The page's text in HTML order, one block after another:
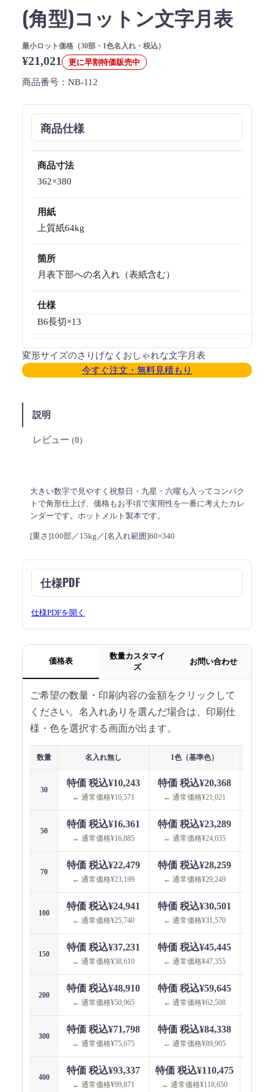
(角型)コットン文字月表
最小ロット価格（30部・1色名入れ・税込）
¥21,021 更に早割特価販売中
商品番号： NB-112
商品仕様
商品寸法
362×380
用紙
上質紙64kg
箇所
月表下部への名入れ（表紙含む）
仕様
B6長切×13
変形サイズのさりげなくおしゃれな文字月表
今すぐ注文・無料見積もり
説明
レビュー (0)
大きい数字で見やすく祝祭日・九星・六曜も入ってコンパク
トで角形仕上げ、価格もお手頃で実用性を一番に考えたカレ
ンダーです。ホットメルト製本です。
[重さ]100部／15kg／[名入れ範囲]60×340
仕様PDF
仕様PDFを開く
価格表
数量カスタマイ
ズ
お問い合わせ
ご希望の数量・印刷内容の金額をクリックして
ください。名入れありを選んだ場合は、印刷仕
様・色を選択する画面が出ます。
数量 名入れ無し 1色（基準色）
30
特価 税込¥10,243
← 通常価格¥10,571
特価 税込¥20,368
← 通常価格¥21,021
50
特価 税込¥16,361
← 通常価格¥16,885
特価 税込¥23,289
← 通常価格¥24,035
70
特価 税込¥22,479
← 通常価格¥23,199
特価 税込¥28,259
← 通常価格¥29,249
100
特価 税込¥24,941
← 通常価格¥25,740
特価 税込¥30,501
← 通常価格¥31,570
150
特価 税込¥37,231
← 通常価格¥38,610
特価 税込¥45,445
← 通常価格¥47,355
200
特価 税込¥48,910
← 通常価格¥50,965
特価 税込¥59,645
← 通常価格¥62,508
300
特価 税込¥71,798
← 通常価格¥75,675
特価 税込¥84,338
← 通常価格¥89,905
400
特価 税込¥93,337
← 通常価格¥99,871
特価 税込¥110,475
← 通常価格¥118,650